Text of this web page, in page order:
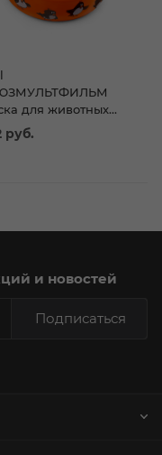
для животных
"Сытый
0.35л
руб.
и новостей
Подписаться